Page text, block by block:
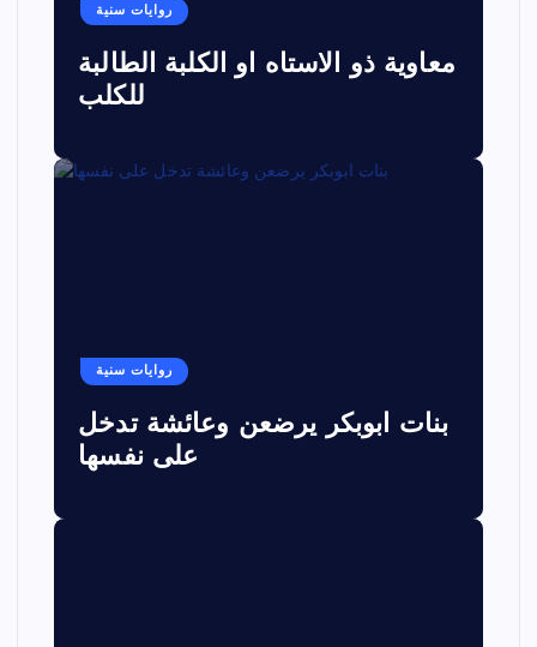
روايات سنية
معاوية ذو الاستاه او الكلبة الطالبة
للكلب
روايات سنية
بنات ابوبكر يرضعن وعائشة تدخل
على نفسها